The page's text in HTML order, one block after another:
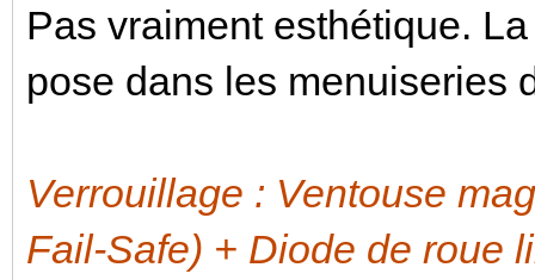
Pas vraiment esthétique.
pose dans les menuiseries
Verrouillage : Ventouse
Fail-Safe) + Diode de roue